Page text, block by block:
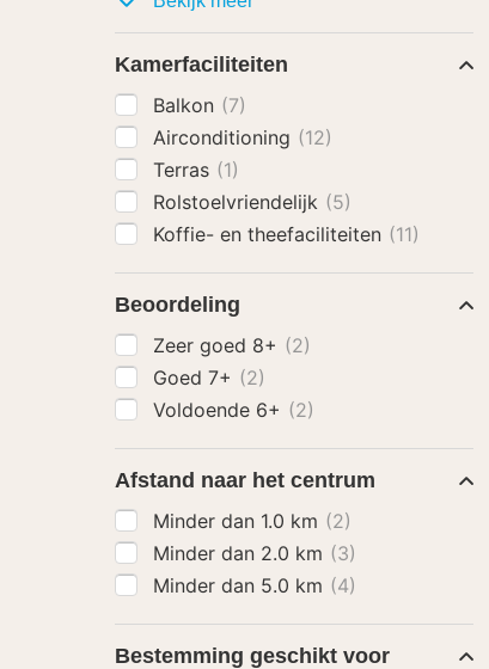
Kamerfaciliteiten
Balkon (7)
Airconditioning (12)
Terras (1)
Rolstoelvriendelijk (5)
Koffie- en theefaciliteiten (11)
Beoordeling
Zeer goed 8+ (2)
Goed 7+ (2)
Voldoende 6+ (2)
Afstand naar het centrum
Minder dan 1.0 km (2)
Minder dan 2.0 km (3)
Minder dan 5.0 km (4)
Bestemming geschikt voor